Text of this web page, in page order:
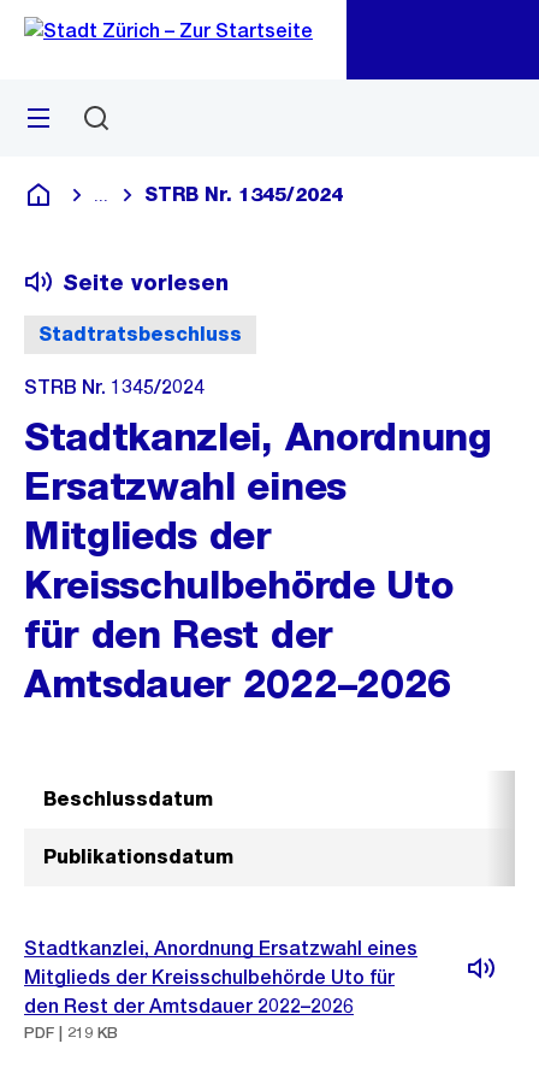
Navigation
Sprunglink
Menü
Deutsch
Blende alle Breadcrumbs ein
STRB Nr. 1345/2024
Stadtratsbeschluss
Seite vorlesen
STRB Nr. 1345/2024
Stadtkanzlei, Anordnung
Ersatzwahl eines
Mitglieds der
Kreisschulbehörde Uto
für den Rest der
Amtsdauer 2022–2026
Beschlussdatum
Publikationsdatum
Stadtkanzlei, Anordnung Ersatzwahl eines
Mitglieds der Kreisschulbehörde Uto für
den Rest der Amtsdauer 2022–2026
PDF | 219 KB